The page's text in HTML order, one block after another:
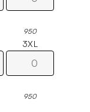
950
3XL
950